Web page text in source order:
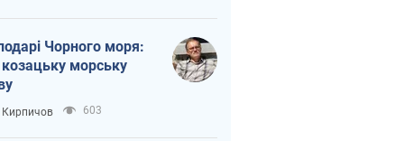
Чорного моря:
морську
Кирпичов 603